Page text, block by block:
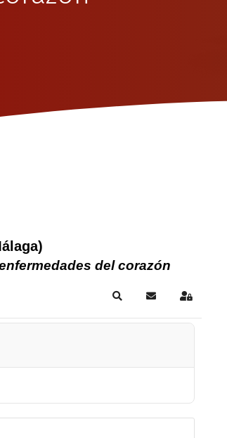
del corazón
SearchSubscribe to blog
Sign In